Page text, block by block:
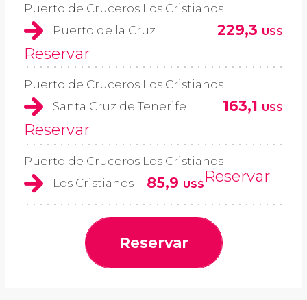
Puerto de Cruceros Los Cristianos
Puerto de la Cruz
229,3 US$
Reservar
Puerto de Cruceros Los Cristianos
Santa Cruz de Tenerife
163,1 US$
Reservar
Puerto de Cruceros Los Cristianos
Los Cristianos
85,9 US$Reservar
Reservar